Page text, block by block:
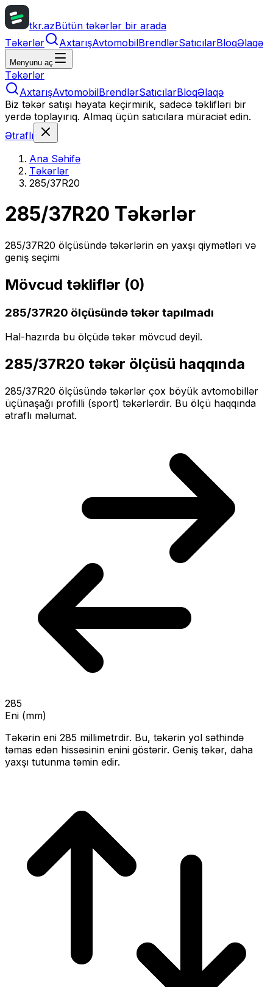
tkr.azBütün təkərlər bir arada
Təkərlər
AxtarışAvtomobilBrendlərSatıcılarBloqƏlaqə
Menyunu aç
Təkərlər
AxtarışAvtomobilBrendlərSatıcılarBloqƏlaqə
Biz təkər satışı həyata keçirmirik, sadəcə təklifləri bir
yerdə toplayırıq. Almaq üçün satıcılara müraciət edin.
Ətraflı
Ana Səhifə
Təkərlər
285/37R20
285/37R20 Təkərlər
285/37R20 ölçüsündə təkərlərin ən yaxşı qiymətləri və
geniş seçimi
Mövcud təkliflər (0)
285/37R20 ölçüsündə təkər tapılmadı
Hal-hazırda bu ölçüdə təkər mövcud deyil.
285/37R20 təkər ölçüsü haqqında
285/37R20 ölçüsündə təkərlər çox böyük avtomobillər
üçünaşağı profilli (sport) təkərlərdir. Bu ölçü haqqında
ətraflı məlumat.
285
Eni (mm)
Təkərin eni 285 millimetrdir. Bu, təkərin yol səthində
təmas edən hissəsinin enini göstərir. Geniş təkər, daha
yaxşı tutunma təmin edir.